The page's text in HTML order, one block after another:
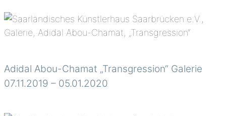
Adidal Abou-Chamat „Transgression“ Galerie
07.11.2019 – 05.01.2020